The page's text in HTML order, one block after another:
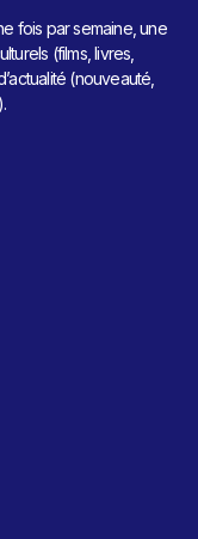
fois par semaine, une
(films, livres,
(nouveauté,